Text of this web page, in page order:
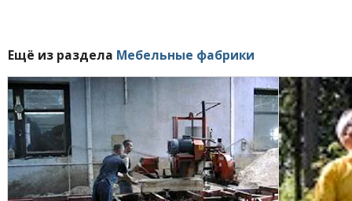
Ещё из раздела Мебельные фабрики